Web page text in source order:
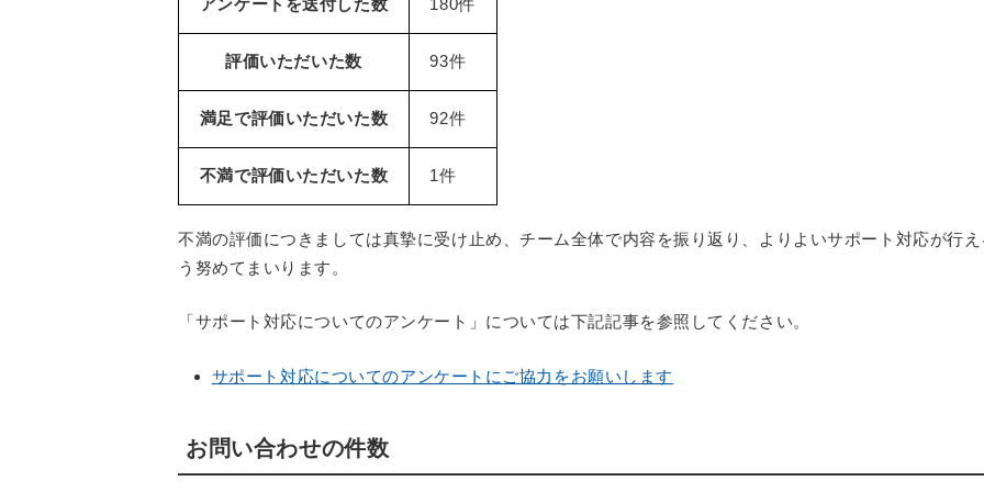
アンケートを送付した数 180件
評価いただいた数 93件
満足で評価いただいた数 92件
不満で評価いただいた数 1件
不満の評価につきましては真摯に受け止め、チーム全体で内容を振り返り、よりよいサポート対応が行
う努めてまいります。
「サポート対応についてのアンケート」については下記記事を参照してください。
サポート対応についてのアンケートにご協力をお願いします
お問い合わせの件数